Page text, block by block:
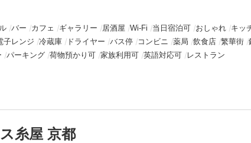
バー カフェ ギャラリー 居酒屋 Wi-Fi 当日宿泊可 おしゃれ キッ
子レンジ 冷蔵庫 ドライヤー バス停 コンビニ 薬局 飲食店 繁華街
パーキング 荷物預かり可 家族利用可 英語対応可 レストラン
糸屋 京都